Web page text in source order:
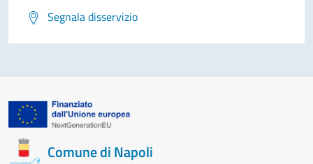
Segnala disservizio
Comune di Napoli